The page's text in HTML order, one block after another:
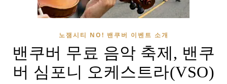
노잼시티 NO! 밴쿠버 이벤트 소개
밴쿠버 무료 음악 축제, 밴쿠
버 심포니 오케스트라(VSO)